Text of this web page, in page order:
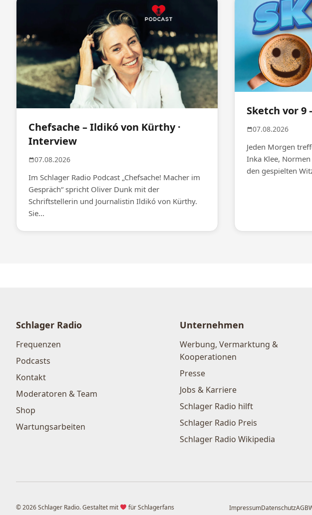
Chefsache – Ildikó von Kürthy ·
Interview
07.08.2026
Im Schlager Radio Podcast „Chefsache! Macher im
Gespräch“ spricht Oliver Dunk mit der
Schriftstellerin und Journalistin Ildikó von Kürthy.
Sie...
Sketch vor 9
07.08.2026
Jeden Morgen
Inka Klee,
den gespielten
Schlager Radio
Frequenzen
Podcasts
Kontakt
Moderatoren & Team
Shop
Wartungsarbeiten
Unternehmen
Werbung, Vermarktung &
Kooperationen
Presse
Jobs & Karriere
Schlager Radio hilft
Schlager Radio Preis
Schlager Radio Wikipedia
© 2026 Schlager Radio. Gestaltet mit für Schlagerfans ImpressumDatenschutzAGB